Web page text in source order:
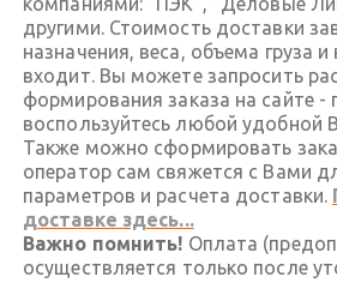
другими. Стоимость доставки
назначения, веса, объема груза и
входит. Вы можете запросить
формирования заказа на сайте -
воспользуйтесь любой удобной
Также можно сформировать
оператор сам свяжется с Вами
параметров и расчета доставки.
доставке здесь...
Важно помнить! Оплата
осуществляется только после